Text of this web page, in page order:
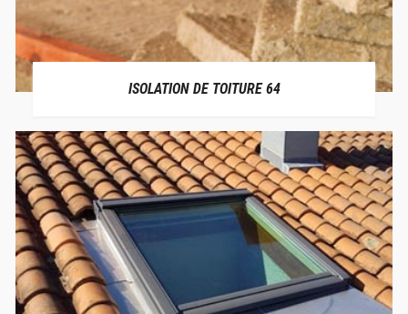
ISOLATION DE TOITURE 64